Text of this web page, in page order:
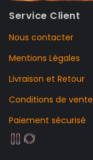
Service Client
Nous contacter
Mentions Légales
Livraison et Retour
Conditions de vente
Paiement sécurisé